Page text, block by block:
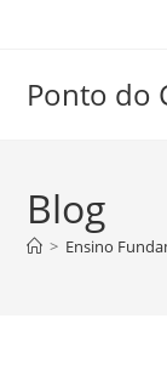
conteúdo
Ponto do
Blog
> Ensino